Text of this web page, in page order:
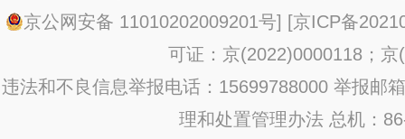
京公网安备 11010202009201号] [京ICP备
可证：京(2022)0000118；京
违法和不良信息举报电话：15699788000 举报邮
理和处置管理办法 总机：